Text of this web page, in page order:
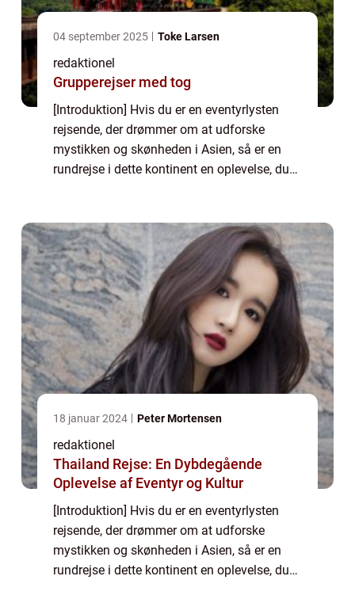
04 september 2025 Toke Larsen
redaktionel
Grupperejser med tog
[Introduktion] Hvis du er en eventyrlysten
rejsende, der drømmer om at udforske
mystikken og skønheden i Asien, så er en
rundrejse i dette kontinent en oplevelse, du
18 januar 2024 Peter Mortensen
redaktionel
Thailand Rejse: En Dybdegående
Oplevelse af Eventyr og Kultur
[Introduktion] Hvis du er en eventyrlysten
rejsende, der drømmer om at udforske
mystikken og skønheden i Asien, så er en
rundrejse i dette kontinent en oplevelse, du